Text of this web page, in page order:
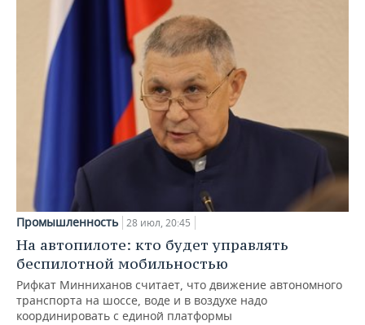
Промышленность 28 июл, 20:45
На автопилоте: кто будет управлять
беспилотной мобильностью
Рифкат Минниханов считает, что движение автономного
транспорта на шоссе, воде и в воздухе надо
координировать с единой платформы